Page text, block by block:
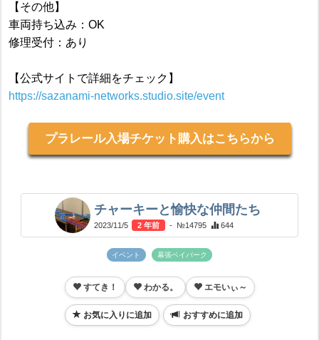
【その他】
車両持ち込み：OK
修理受付：あり
【公式サイトで詳細をチェック】
https://sazanami-networks.studio.site/event
プラレール入場チケット購入はこちらから
チャーキーと愉快な仲間たち
2023/11/5 2 年前 - №14795 644
イベント 幕張ベイパーク
すてき！ わかる。 エモいぃ～
お気に入りに追加 おすすめに追加